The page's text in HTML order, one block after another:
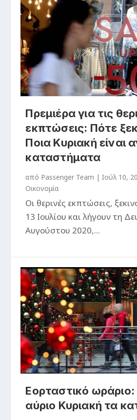
Πρεμιέρα για τις
εκπτώσεις: Πότε
Ποια Κυριακή είναι
καταστήματα
από Passenger Team |Ιούλ 10,
Οικονομία
Οι θερινές εκπτώσεις,
13 Ιουλίου και λήγουν τη
Αυγούστου 2020,...
Εορταστικό
αύριο Κυριακή τα